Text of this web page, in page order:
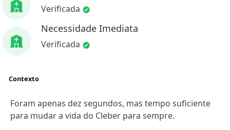
Verificada
Necessidade Imediata
Verificada
Contexto
Foram apenas dez segundos, mas tempo suficiente
para mudar a vida do Cleber para sempre.